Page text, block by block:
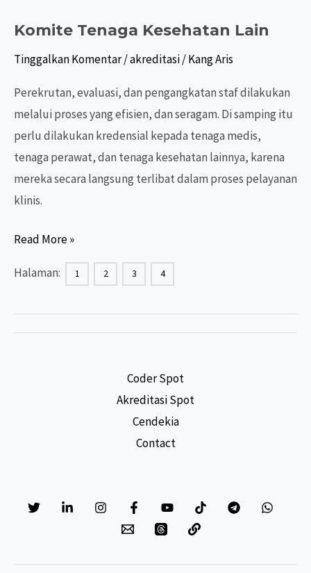
(STARKES)
Komite Tenaga Kesehatan Lain
Tinggalkan Komentar/akreditasi/Kang Aris
Perekrutan, evaluasi, dan pengangkatan staf dilakukan
melalui proses yang efisien, dan seragam. Di samping itu
perlu dilakukan kredensial kepada tenaga medis,
tenaga perawat, dan tenaga kesehatan lainnya, karena
mereka secara langsung terlibat dalam proses pelayanan
klinis.
Komite
Kesehatan
Read More »
Halaman: 1 2 3 4
Coder Spot
Akreditasi Spot
Cendekia
Contact